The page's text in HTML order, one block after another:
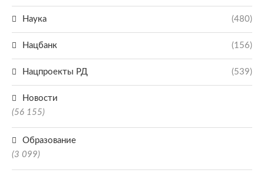
Наука (480)
Нацбанк (156)
Нацпроекты РД (539)
Новости
(56 155)
Образование
(3 099)